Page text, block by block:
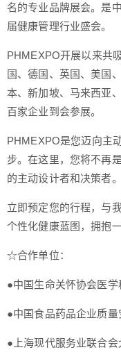
名的专业品牌展会。是
届健康管理行业盛会。
PHMEXPO开展以来共
国、德国、英国、美国
本、新加坡、马来西亚
百家企业到会参展。
PHMEXPO是您迈向主
步。在这里，您将不再
的主动设计者和决策者。
立即预定您的行程，与
个性化健康蓝图，拥抱
☆合作单位：
●中国生命关怀协会医
●中国食品药品企业质
●上海现代服务业联合